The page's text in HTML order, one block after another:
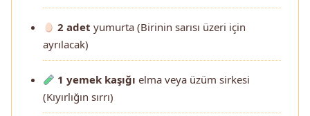
2 adet yumurta (Birinin sarısı üzeri için
ayrılacak)
1 yemek kaşığı elma veya üzüm sirkesi
(Kıyırlığın sırrı)